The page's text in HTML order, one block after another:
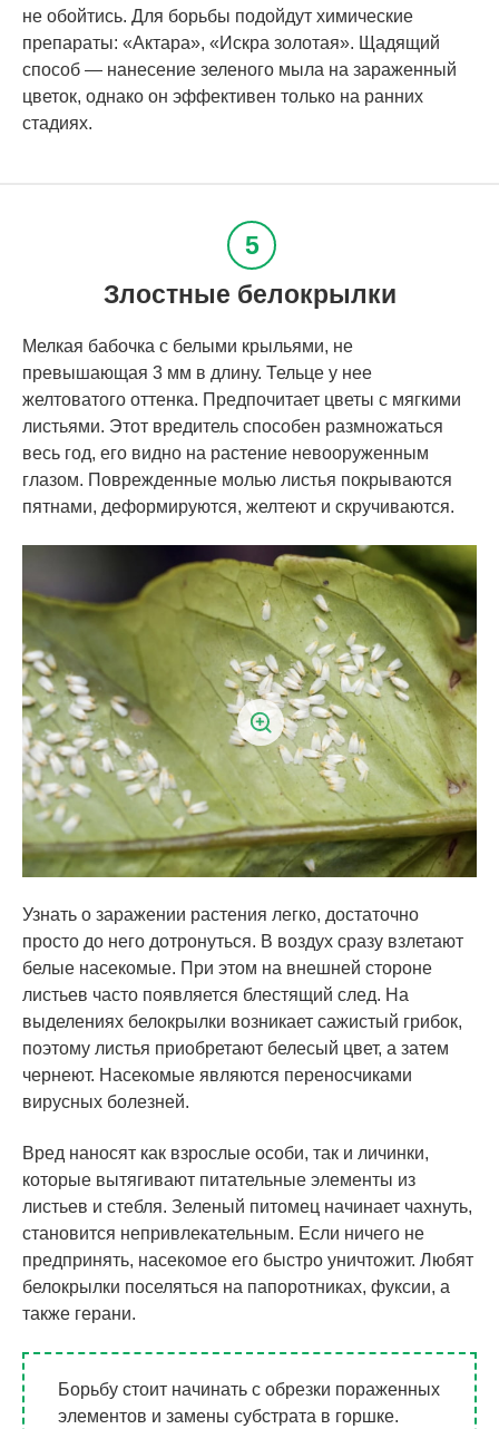
не обойтись. Для борьбы подойдут химические
препараты: «Актара», «Искра золотая». Щадящий
способ — нанесение зеленого мыла на зараженный
цветок, однако он эффективен только на ранних
стадиях.
Злостные белокрылки
Мелкая бабочка с белыми крыльями, не
превышающая 3 мм в длину. Тельце у нее
желтоватого оттенка. Предпочитает цветы с мягкими
листьями. Этот вредитель способен размножаться
весь год, его видно на растение невооруженным
глазом. Поврежденные молью листья покрываются
пятнами, деформируются, желтеют и скручиваются.
Узнать о заражении растения легко, достаточно
просто до него дотронуться. В воздух сразу взлетают
белые насекомые. При этом на внешней стороне
листьев часто появляется блестящий след. На
выделениях белокрылки возникает сажистый грибок,
поэтому листья приобретают белесый цвет, а затем
чернеют. Насекомые являются переносчиками
вирусных болезней.
Вред наносят как взрослые особи, так и личинки,
которые вытягивают питательные элементы из
листьев и стебля. Зеленый питомец начинает чахнуть,
становится непривлекательным. Если ничего не
предпринять, насекомое его быстро уничтожит. Любят
белокрылки поселяться на папоротниках, фуксии, а
также герани.
Борьбу стоит начинать с обрезки пораженных
элементов и замены субстрата в горшке.